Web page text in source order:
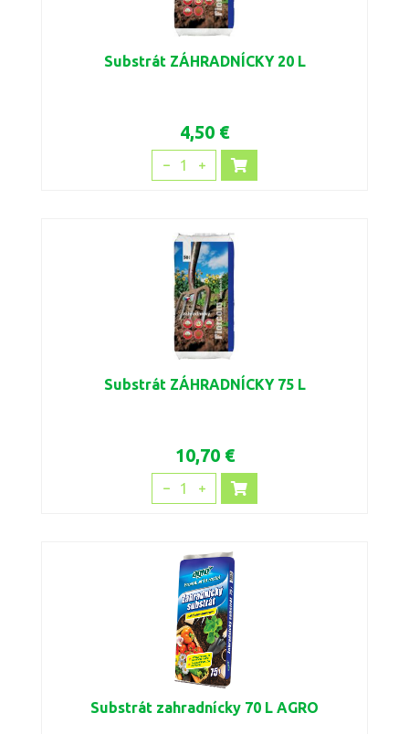
Substrát ZÁHRADNÍCKY 20 L
4,50 €
1
Substrát ZÁHRADNÍCKY 75 L
10,70 €
1
Substrát zahradnícky 70 L AGRO